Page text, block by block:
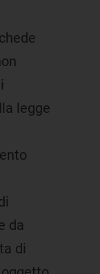
legge
da
di